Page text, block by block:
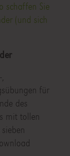
schaffen Sie
(und sich
für
des
mit tollen